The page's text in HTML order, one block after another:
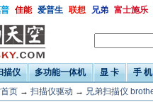
佳能 爱普生 联想 兄弟 富士施乐
描仪 多功能一体机 显 卡
手 机
页 → 扫描仪驱动 → 兄弟扫描仪